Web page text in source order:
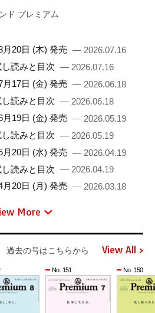
ド プレミアム
月20日 (木) 発売 — 2026.07.16
読みと目次 — 2026.07.16
月17日 (金) 発売 — 2026.06.18
読みと目次 — 2026.06.18
月19日 (金) 発売 — 2026.05.19
読みと目次 — 2026.05.19
月20日 (水) 発売 — 2026.04.19
読みと目次 — 2026.04.19
月20日 (月) 発売 — 2026.03.18
More
過去の号はこちらから View All
No. 151 No. 150